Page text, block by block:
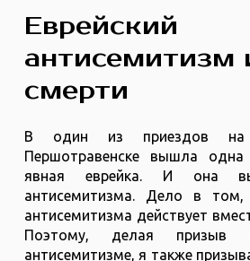
Еврейский
антисемитизм
смерти
В один из приездов
Першотравенске вышла
явная еврейка. И она
антисемитизма. Дело в
антисемитизма действует
Поэтому, делая
антисемитизме, я также